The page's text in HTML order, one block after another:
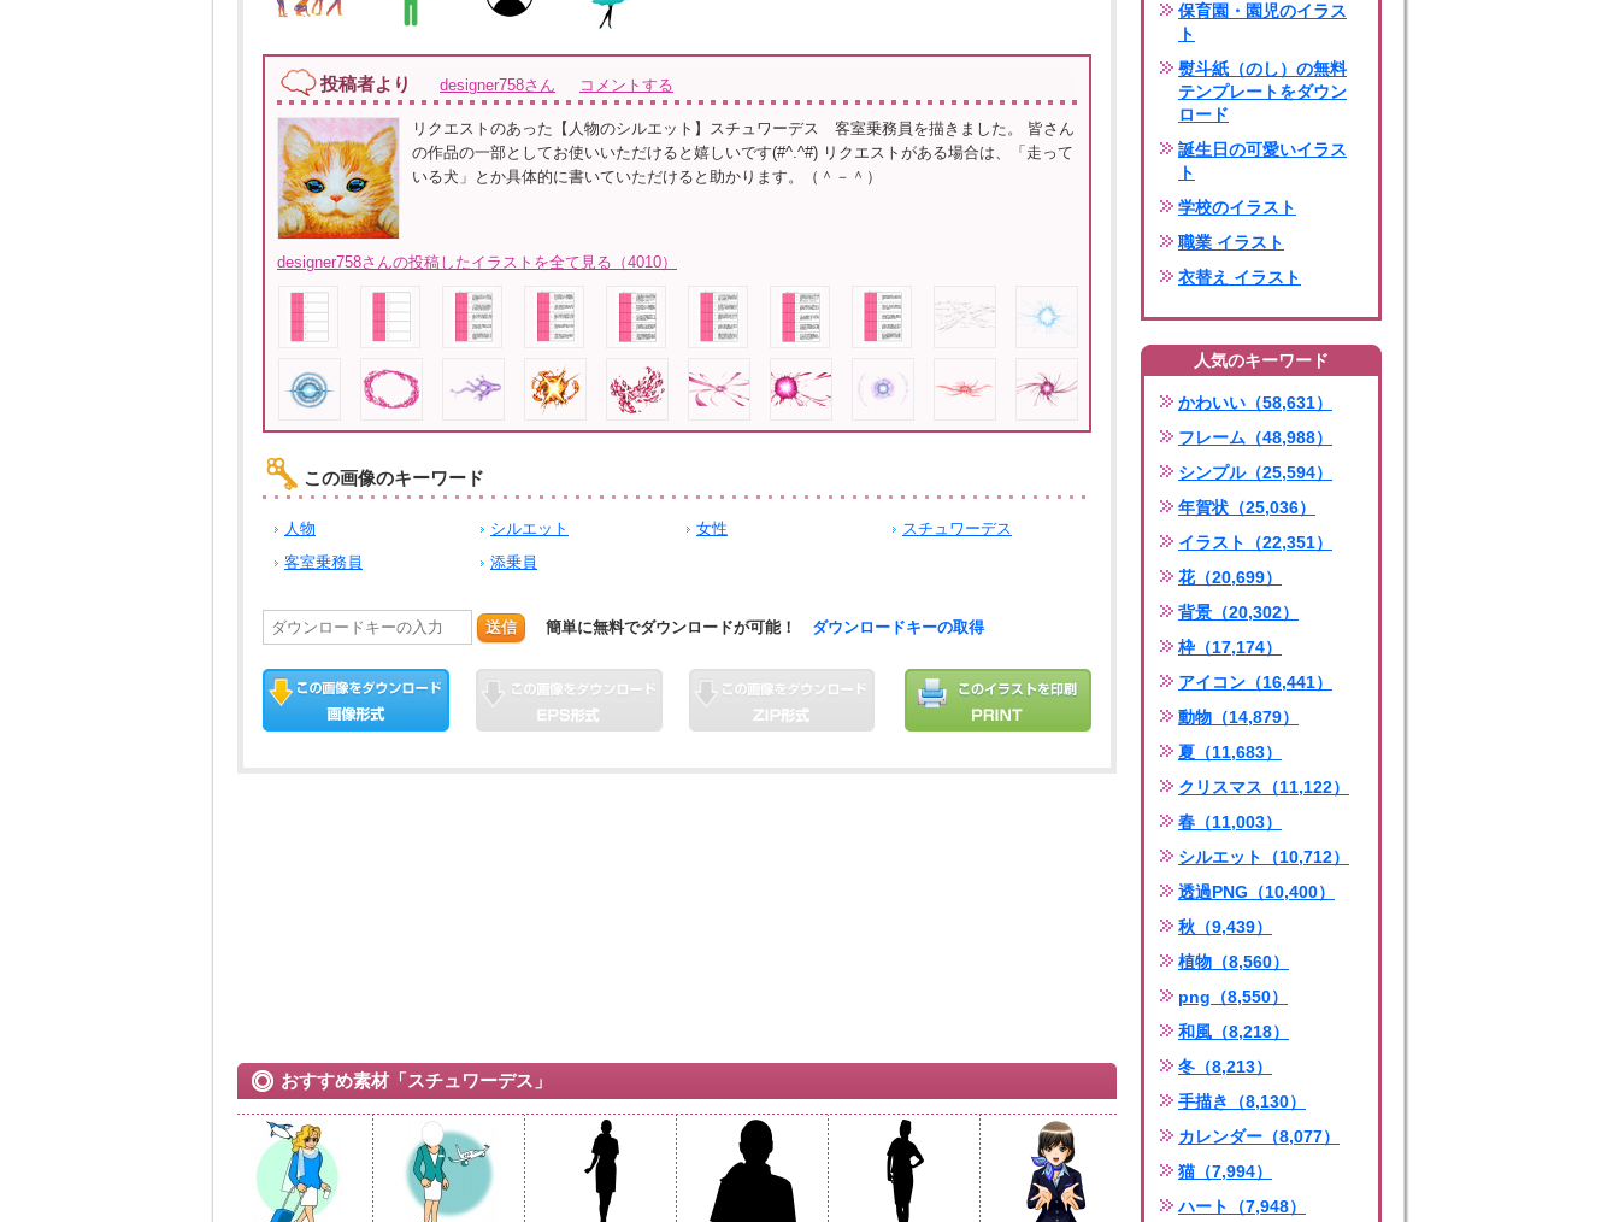
投稿者より designer758さん コメントする
リクエストのあった【人物のシルエット】スチュワーデス 客室乗務員を描きました。 皆さん
の作品の一部としてお使いいただけると嬉しいです(#^.^#) リクエストがある場合は、「走って
いる犬」とか具体的に書いていただけると助かります。（＾－＾）
designer758さんの投稿したイラストを全て見る（4010）
この画像のキーワード
人物 シルエット 女性
スチュワーデス
客室乗務員
添乗員
送信 簡単に無料でダウンロードが可能！ ダウンロードキーの取得
おすすめ素材「スチュワーデス」
保育園・園児のイラス
ト
熨斗紙（のし）の無料
テンプレートをダウン
ロード
誕生日の可愛いイラス
ト
学校のイラスト
職業 イラスト
衣替え イラスト
人気のキーワード
かわいい（58,631）
フレーム（48,988）
シンプル（25,594）
年賀状（25,036）
イラスト（22,351）
花（20,699）
背景（20,302）
枠（17,174）
アイコン（16,441）
動物（14,879）
夏（11,683）
クリスマス（11,122）
春（11,003）
シルエット（10,712）
透過PNG（10,400）
秋（9,439）
植物（8,560）
png（8,550）
和風（8,218）
冬（8,213）
手描き（8,130）
カレンダー（8,077）
猫（7,994）
ハート（7,948）